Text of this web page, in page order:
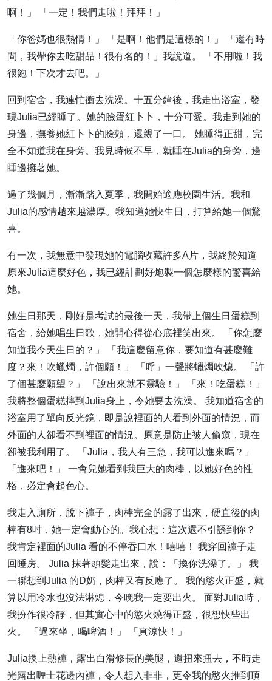
啊！」 「一定！我們走啦！拜拜！」
「你爸媽也很熱情！」 「是啊！他們是這樣的！」 「還有時
間，我帶你去吃甜品！很有名的！」我說道。 「不用啦！我
很飽！下次才去吧。」
回到宿舍，我連忙衝去洗澡。十五分鐘後，我走出浴室，發
現Julia已經睡了。她的臉蛋紅卜卜，十分可愛。我走到她的
身邊，撫養她紅卜卜的臉頰，還親了一口。 她睡得正甜，完
全不知道我在身旁。我見時候不早，就睡在Julia的身旁，邊
睡邊擁著她。
過了幾個月，漸漸踏入夏季，我開始適應校園生活。我和
Julia的感情越來越濃厚。我知道她快生日，打算給她一個驚
喜。
有一次，我無意中發現她的電腦收藏許多A片，我終於知道
原來Julia這麼好色，我已經計劃好炮製一個怎麼樣的驚喜給
她。
她生日那天，剛好是考試的最後一天，我帶上個生日蛋糕到
宿舍，給她唱生日歌，她開心得從心底裡笑出來。 「你怎麼
知道我今天生日的？」 「我這麼留意你，要知道有甚麼難
度？來！吹蠟燭，許個願！」 「呼」一聲將蠟燭吹熄。 「許
了個甚麼願望？」 「說出來就不靈驗！」 「來！吃蛋糕！」
我將整個蛋糕摔到Julia身上，令她要去洗澡。 我知道宿舍的
浴室用了單向反光鏡，即是說裡面的人看到外面的情況，而
外面的人卻看不到裡面的情況。原意是防止被人偷窺，現在
卻被我利用了。 「Julia，我人有三急，我可以進來嗎？」
「進來吧！」 一會兒她看到我巨大的肉棒，以她好色的性
格，必定會起色心。
我走入廁所，脫下褲子，肉棒完全的露了出來，硬直後的肉
棒有8吋，她一定會動心的。我心想：這次還不引誘到你？
我肯定裡面的Julia 看的不停吞口水！嘻嘻！ 我穿回褲子走
回睡房。 Julia 抹著頭髮走出來，說：「換你洗澡了。」 我
一聯想到Julia 的D奶，肉棒又有反應了。 我的慾火正盛，就
算以用冷水也沒法淋熄，今晚我一定要出火。 面對Julia時，
我扮作很冷靜，但其實心中的慾火燒得正盛，很想快些出
火。 「過來坐，喝啤酒！」 「真涼快！」
Julia換上熱褲，露出白滑修長的美腿，還扭來扭去，不時走
光露出喱士花邊內褲，令人想入非非，更令我的慾火推到頂